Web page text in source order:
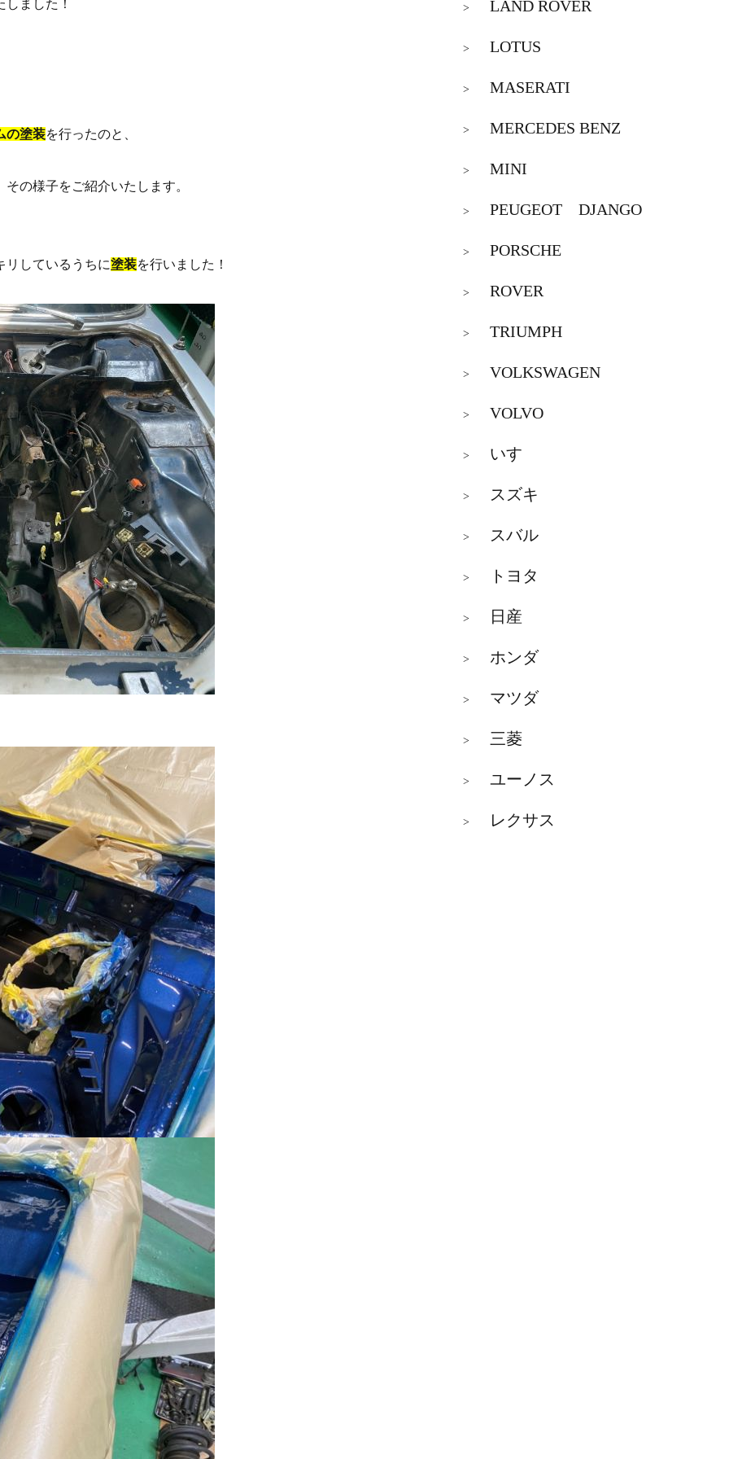
ました！
の塗装を行ったのと、
の様子をご紹介いたします。
リしているうちに塗装を行いました！
> LAND ROVER
> LOTUS
> MASERATI
> MERCEDES BENZ
> MINI
> PEUGEOT DJANGO
> PORSCHE
> ROVER
> TRIUMPH
> VOLKSWAGEN
> VOLVO
> いすゞ
> スズキ
> スバル
> トヨタ
> 日産
> ホンダ
> マツダ
> 三菱
> ユーノス
> レクサス